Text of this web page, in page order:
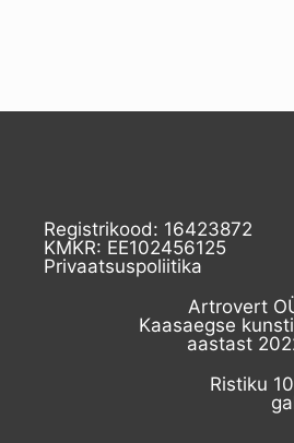
Registrikood: 16423872
KMKR: EE102456125
Privaatsuspoliitika
Artrovert
Kaasaegse
aastast
Ristiku